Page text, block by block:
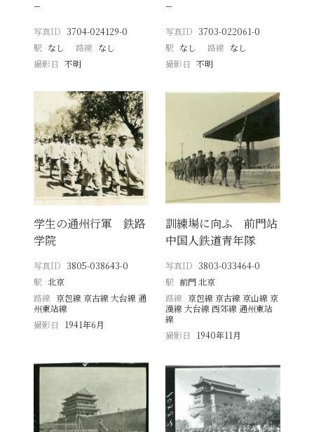
−
写真ID 3704-024129-0
駅 なし 路線 なし
撮影日
不明
−
写真ID 3703-022061-0
駅 なし 路線 なし
撮影日 不明
学生の通州行軍 鉄路
学院
写真ID 3805-038643-0
駅 北京
路線 京包線 京古線 大台線 通
州東站線
撮影日
1941年6月
訓練場に向ふ 前門站
中国人鉄道青年隊
写真ID 3803-033464-0
駅 前門 北京
路線 京包線 京古線 京山線 京
漢線 大台線 西郊線 通州東站
線
撮影日
1940年11月